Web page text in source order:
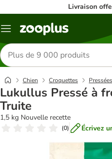
Livraison
Menu
Rechercher
des
produits
Chien Croquettes
Lukullus Pressé à
Truite
1,5 kg Nouvelle recette
(0) Écrivez